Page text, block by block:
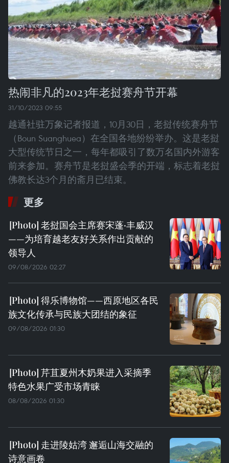
热闹非凡的2023年老挝赛舟节开幕
31/10/2023 09:55
越通社驻万象记者报道，10月30日，老挝传统赛舟节
（Boun Suanghuea）在全国各地纷纷举办。这是老挝
大型传统节日之一，每年都吸引了数万名国内外游客
前来参加。赛舟节是老挝盛会季的开端，标志着老挝
佛教长达3个月的斋月已结束。
更多
老挝国会主席赛宋蓬·丰威汉
——为培育越老友好关系作出贡献的
领导人
09/08/2026 02:27
得乐博物馆——西原地区各民
族文化传承与民族大团结的象征
09/08/2026 01:30
芹苴夏州木奶果进入采摘季
特色水果广受市场青睐
08/08/2026 01:30
走进陵姑湾 邂逅山海交融的
诗意画卷